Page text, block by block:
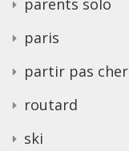
paris
partir pas cher
routard
ski